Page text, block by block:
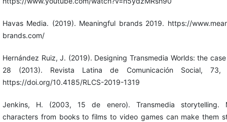
Havas Media. (2019). Meaningful brands 2019. https://
brands.com/
Hernández Ruiz, J. (2019). Designing Transmedia Worlds: the
28 (2013). Revista Latina de Comunicación Social, 73,
https://doi.org/10.4185/RLCS-2019-1319
Jenkins, H. (2003, 15 de enero). Transmedia storytelling.
characters from books to films to video games can make them